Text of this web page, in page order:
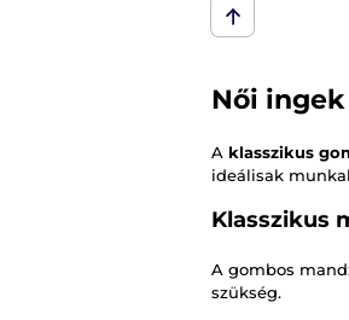
Női
A klasszikus
ideálisak
Klasszikus
A gombos
szükség.